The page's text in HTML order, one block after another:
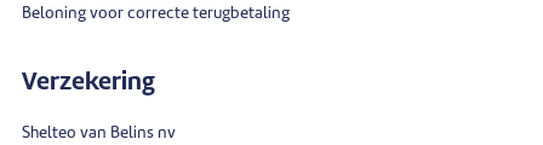
Beloning voor correcte terugbetaling
Verzekering
Shelteo van Belins nv